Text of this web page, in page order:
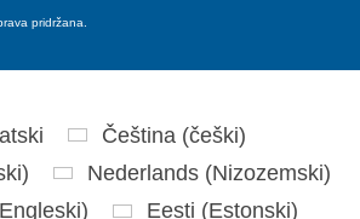
pridržana.
Čeština (češki)
) Nederlands (Nizozemski)
) Eesti (Estonski)